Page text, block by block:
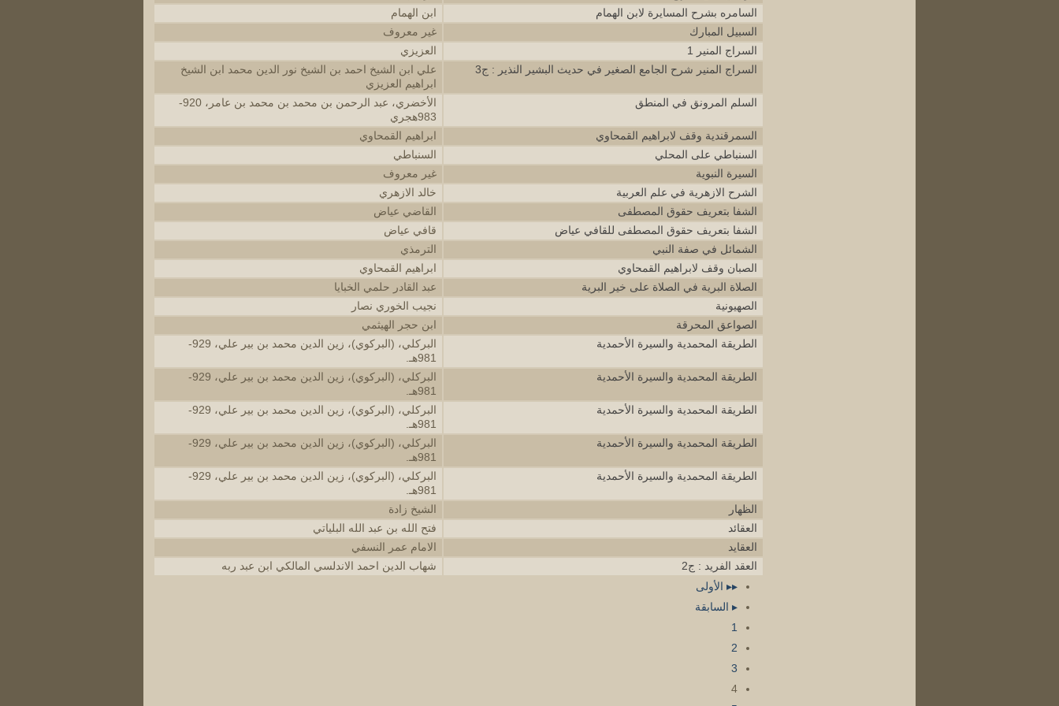
السامره بشرح المسايرة لابن الهمام
ابن الهمام
السبيل المبارك
غير معروف
السراج المنير 1
العزيزي
السراج المنير شرح الجامع الصغير في حديث البشير النذير : ج3
علي ابن الشيخ احمد بن الشيخ نور الدين محمد ابن الشيخ
ابراهيم العزيزي
السلم المرونق في المنطق
الأخضري، عبد الرحمن بن محمد بن محمد بن عامر، 920-
983هجري
السمرقندية وقف لابراهيم القمحاوي
ابراهيم القمحاوي
السنباطي على المحلي
السنباطي
السيرة النبوية
غير معروف
الشرح الازهرية في علم العربية
خالد الازهري
الشفا بتعريف حقوق المصطفى
القاضي عياض
الشفا بتعريف حقوق المصطفى للقافي عياض
قافي عياض
الشمائل في صفة النبي
الترمذي
الصبان وقف لابراهيم القمحاوي
ابراهيم القمحاوي
الصلاة البرية في الصلاة على خير البرية
عبد القادر حلمي الخبايا
الصهيونية
نجيب الخوري نصار
الصواعق المحرقة
ابن حجر الهيثمي
الطريقة المحمدية والسيرة الأحمدية
البركلي، (البركوي)، زين الدين محمد بن بير علي، 929-
981هـ.
الطريقة المحمدية والسيرة الأحمدية
البركلي، (البركوي)، زين الدين محمد بن بير علي، 929-
981هـ.
الطريقة المحمدية والسيرة الأحمدية
البركلي، (البركوي)، زين الدين محمد بن بير علي، 929-
981هـ.
الطريقة المحمدية والسيرة الأحمدية
البركلي، (البركوي)، زين الدين محمد بن بير علي، 929-
981هـ.
الطريقة المحمدية والسيرة الأحمدية
البركلي، (البركوي)، زين الدين محمد بن بير علي، 929-
981هـ.
الظهار
الشيخ زادة
العقائد
فتح الله بن عبد الله البلياتي
العقايد
الامام عمر النسفي
العقد الفريد : ج2
شهاب الدين احمد الاندلسي المالكي ابن عبد ربه
▸▸ الأولى
▸ السابقة
1
2
3
4